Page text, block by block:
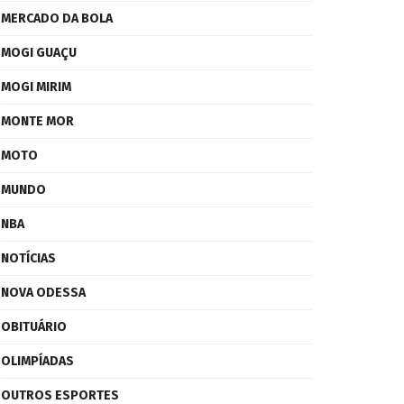
MERCADO DA BOLA
MOGI GUAÇU
MOGI MIRIM
MONTE MOR
MOTO
MUNDO
NBA
NOTÍCIAS
NOVA ODESSA
OBITUÁRIO
OLIMPÍADAS
OUTROS ESPORTES